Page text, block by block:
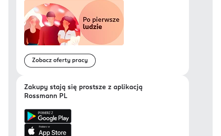
Zobacz oferty pracy
Zakupy stają się prostsze z aplikacją
Rossmann PL